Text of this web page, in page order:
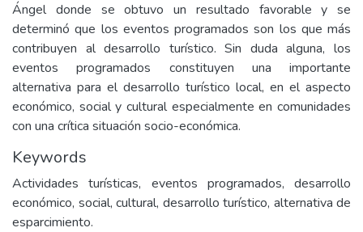
Ángel donde se obtuvo un resultado favorable y se
determinó que los eventos programados son los que más
contribuyen al desarrollo turístico. Sin duda alguna, los
eventos programados constituyen una importante
alternativa para el desarrollo turístico local, en el aspecto
económico, social y cultural especialmente en comunidades
con una crítica situación socio-económica.
Keywords
Actividades turísticas, eventos programados, desarrollo
económico, social, cultural, desarrollo turístico, alternativa de
esparcimiento.